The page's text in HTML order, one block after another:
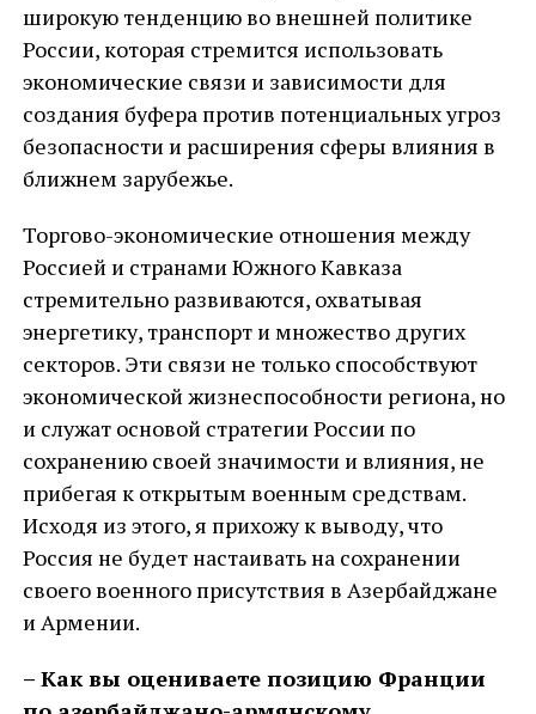
широкую тенденцию во внешней политике
России, которая стремится использовать
экономические связи и зависимости для
создания буфера против потенциальных угроз
безопасности и расширения сферы влияния в
ближнем зарубежье.
Торгово-экономические отношения между
Россией и странами Южного Кавказа
стремительно развиваются, охватывая
энергетику, транспорт и множество других
секторов. Эти связи не только способствуют
экономической жизнеспособности региона, но
и служат основой стратегии России по
сохранению своей значимости и влияния, не
прибегая к открытым военным средствам.
Исходя из этого, я прихожу к выводу, что
Россия не будет настаивать на сохранении
своего военного присутствия в Азербайджане
и Армении.
– Как вы оцениваете позицию Франции